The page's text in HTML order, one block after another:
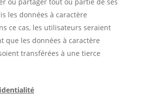
les données à caractère
ce cas, les utilisateurs seraient
que les données à caractère
transférées à une tierce